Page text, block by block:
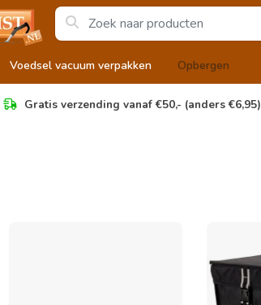
Voedsel vacuum verpakken Opbergen
Gratis verzending vanaf €50,- (anders €6,95)